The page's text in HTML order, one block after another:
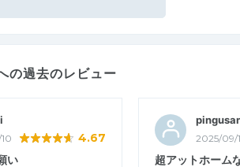
の過去のレビュー
4.67
い
2025/09/
超アットホーム